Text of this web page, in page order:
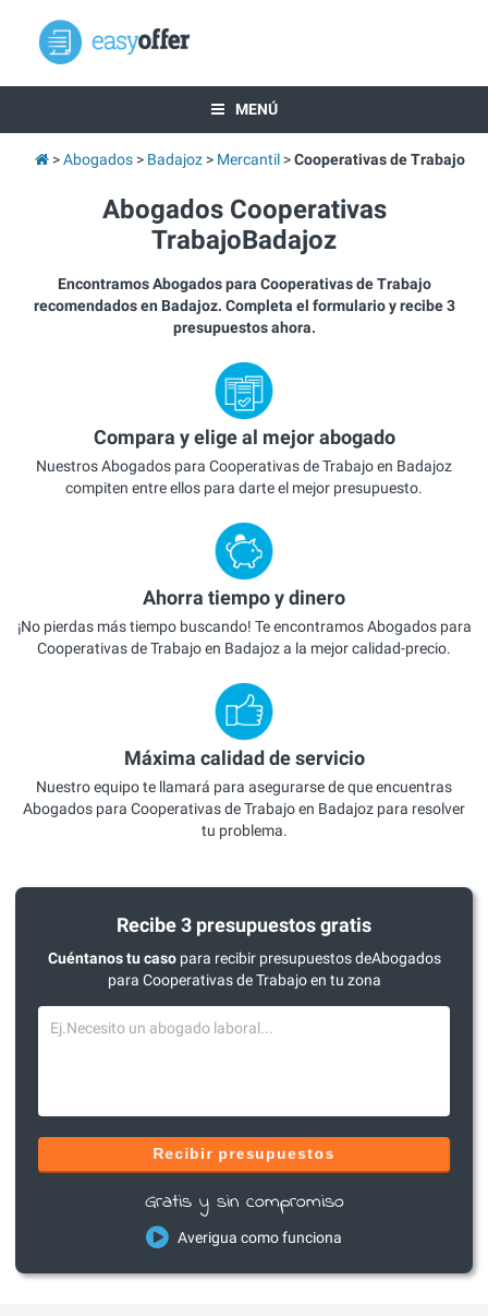
MENÚ
Abogados Badajoz Mercantil Cooperativas de Trabajo
Abogados Cooperativas
TrabajoBadajoz
Encontramos Abogados para Cooperativas de Trabajo
recomendados en Badajoz. Completa el formulario y recibe 3
presupuestos ahora.
Compara y elige al mejor abogado
Nuestros Abogados para Cooperativas de Trabajo en Badajoz
compiten entre ellos para darte el mejor presupuesto.
Ahorra tiempo y dinero
¡No pierdas más tiempo buscando! Te encontramos Abogados para
Cooperativas de Trabajo en Badajoz a la mejor calidad-precio.
Máxima calidad de servicio
Nuestro equipo te llamará para asegurarse de que encuentras
Abogados para Cooperativas de Trabajo en Badajoz para resolver
tu problema.
Recibe 3 presupuestos gratis
Cuéntanos tu casopara recibir presupuestos deAbogados
para Cooperativas de Trabajo en tu zona
Recibir presupuestos
Gratis y sin compromiso
Averigua como funciona